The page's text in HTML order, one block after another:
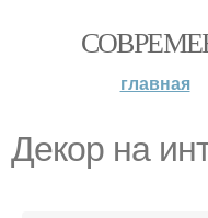
главная
Декор на